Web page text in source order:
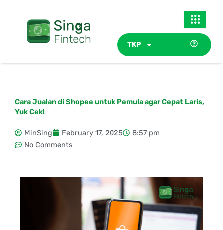
TKP
Cara Jualan di Shopee untuk Pemula agar Cepat Laris,
Yuk Cek!
MinSing February 17, 2025
8:57 pm
No Comments